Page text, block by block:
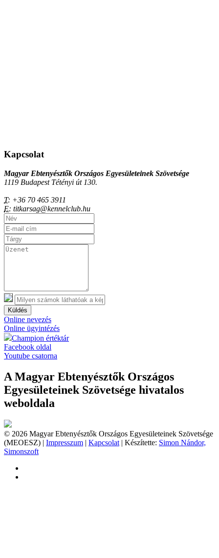
Kapcsolat
Magyar Ebtenyésztők Országos Egyesületeinek Szövetsége
1119 Budapest Tétényi út 130.
T: +36 70 465 3911
E: titkarsag@kennelclub.hu
Küldés
Online nevezés
Online ügyintézés
Champion értéktár
Facebook oldal
Youtube csatorna
A Magyar Ebtenyésztők Országos
Egyesületeinek Szövetsége hivatalos
weboldala
© 2026 Magyar Ebtenyésztők Országos Egyesületeinek Szövetsége
(MEOESZ) | Impresszum | Kapcsolat | Készítette: Simon Nándor,
Simonszoft